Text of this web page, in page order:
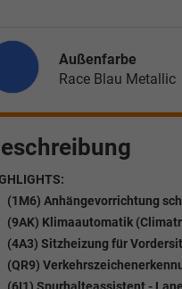
Außenfarbe
Race Blau Metallic
(1M6) Anhängevorrichtung
(9AK) Klimaautomatik
(4A3) Sitzheizung für
(QR9)